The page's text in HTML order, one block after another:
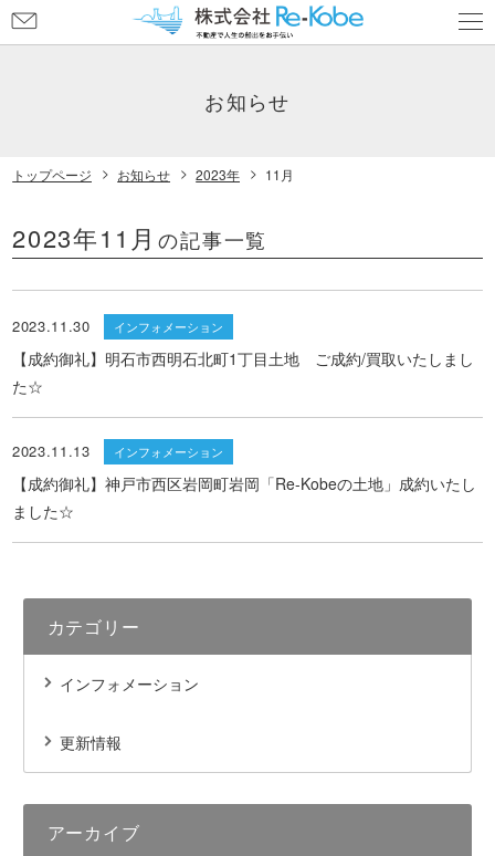
問
お知らせ
トップページ お知らせ 2023年 11月
2023年11月 の記事一覧
2023.11.30 インフォメーション
【成約御礼】明石市西明石北町1丁目土地 ご成約/買取いたしまし
た☆
2023.11.13 インフォメーション
【成約御礼】神戸市西区岩岡町岩岡「Re-Kobeの土地」成約いたし
ました☆
カテゴリー
インフォメーション
更新情報
アーカイブ